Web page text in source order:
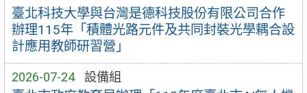
臺北科技大學與台灣是德科技股份有限公司合作
辦理115年「積體光路元件及共同封裝光學耦合設
計應用教師研習營」
2026-07-24 設備組